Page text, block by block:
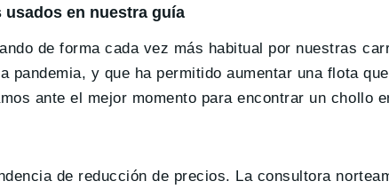
en nuestra guía
de forma cada vez más habitual por nuestras
y que ha permitido aumentar una flota
ante el mejor momento para encontrar un chollo
de reducción de precios. La consultora